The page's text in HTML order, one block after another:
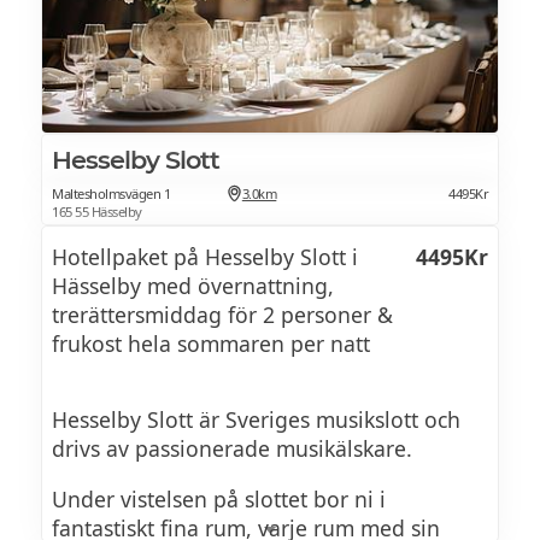
Hesselby Slott
Maltesholmsvägen 1
165 55 Hässelby
3.0km 4495Kr
Hotellpaket på Hesselby Slott i
Hässelby med övernattning,
trerättersmiddag för 2 personer &
frukost hela sommaren per natt
4495Kr
Hesselby Slott är Sveriges musikslott och
drivs av passionerade musikälskare.
Under vistelsen på slottet bor ni i
fantastiskt fina rum, varje rum med sin